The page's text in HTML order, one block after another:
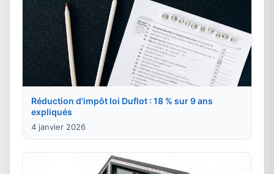
Réduction d'impôt loi Duflot : 18 % sur 9 ans
expliqués
4 janvier 2026